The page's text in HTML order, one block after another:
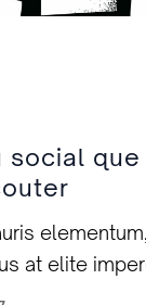
social que
at elite
integer an